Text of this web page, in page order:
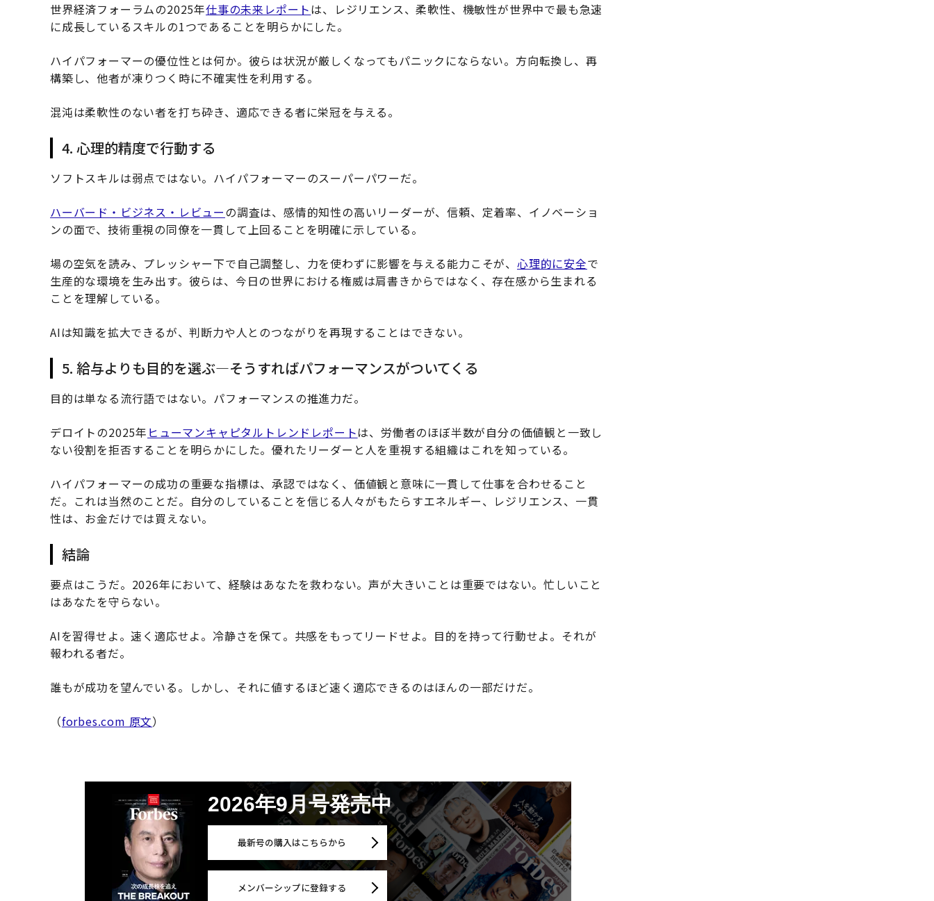
世界経済フォーラムの2025年仕事の未来レポートは、レジリエンス、柔軟性、機敏性が世界中で最も急速
に成長しているスキルの1つであることを明らかにした。
ハイパフォーマーの優位性とは何か。彼らは状況が厳しくなってもパニックにならない。方向転換し、再
構築し、他者が凍りつく時に不確実性を利用する。
混沌は柔軟性のない者を打ち砕き、適応できる者に栄冠を与える。
4. 心理的精度で行動する
ソフトスキルは弱点ではない。ハイパフォーマーのスーパーパワーだ。
ハーバード・ビジネス・レビューの調査は、感情的知性の高いリーダーが、信頼、定着率、イノベーショ
ンの面で、技術重視の同僚を一貫して上回ることを明確に示している。
場の空気を読み、プレッシャー下で自己調整し、力を使わずに影響を与える能力こそが、 心理的に安全で
生産的な環境を生み出す。彼らは、今日の世界における権威は肩書きからではなく、存在感から生まれる
ことを理解している。
AIは知識を拡大できるが、判断力や人とのつながりを再現することはできない。
5. 給与よりも目的を選ぶ—そうすればパフォーマンスがついてくる
目的は単なる流行語ではない。パフォーマンスの推進力だ。
デロイトの2025年 ヒューマンキャピタルトレンドレポートは、労働者のほぼ半数が自分の価値観と一致し
ない役割を拒否することを明らかにした。優れたリーダーと人を重視する組織はこれを知っている。
ハイパフォーマーの成功の重要な指標は、承認ではなく、価値観と意味に一貫して仕事を合わせること
だ。これは当然のことだ。自分のしていることを信じる人々がもたらすエネルギー、レジリエンス、一貫
性は、お金だけでは買えない。
結論
要点はこうだ。2026年において、経験はあなたを救わない。声が大きいことは重要ではない。忙しいこと
はあなたを守らない。
AIを習得せよ。速く適応せよ。冷静さを保て。共感をもってリードせよ。目的を持って行動せよ。それが
報われる者だ。
誰もが成功を望んでいる。しかし、それに値するほど速く適応できるのはほんの一部だけだ。
（forbes.com 原文）
2026年9月号発売中
最新号の購入はこちらから
メンバーシップに登録する